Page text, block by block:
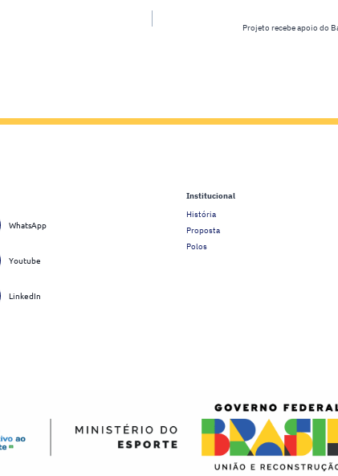
Projeto recebe apoio do
WhatsApp
Youtube
LinkedIn
Institucional
História
Proposta
Polos